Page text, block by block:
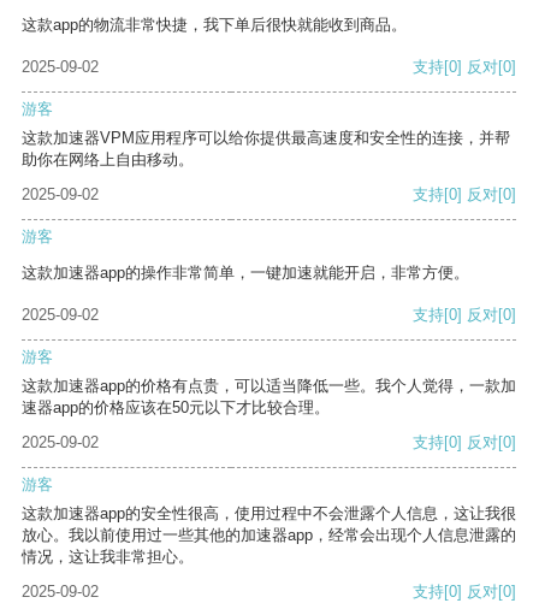
这款app的物流非常快捷，我下单后很快就能收到商品。
2025-09-02 支持[0] 反对[0]
游客
这款加速器VPM应用程序可以给你提供最高速度和安全性的连接，并帮
助你在网络上自由移动。
2025-09-02
支持[0] 反对[0]
游客
这款加速器app的操作非常简单，一键加速就能开启，非常方便。
2025-09-02 支持[0] 反对[0]
游客
这款加速器app的价格有点贵，可以适当降低一些。我个人觉得，一款加
速器app的价格应该在50元以下才比较合理。
2025-09-02
支持[0] 反对[0]
游客
这款加速器app的安全性很高，使用过程中不会泄露个人信息，这让我很
放心。我以前使用过一些其他的加速器app，经常会出现个人信息泄露的
情况，这让我非常担心。
2025-09-02
支持[0] 反对[0]